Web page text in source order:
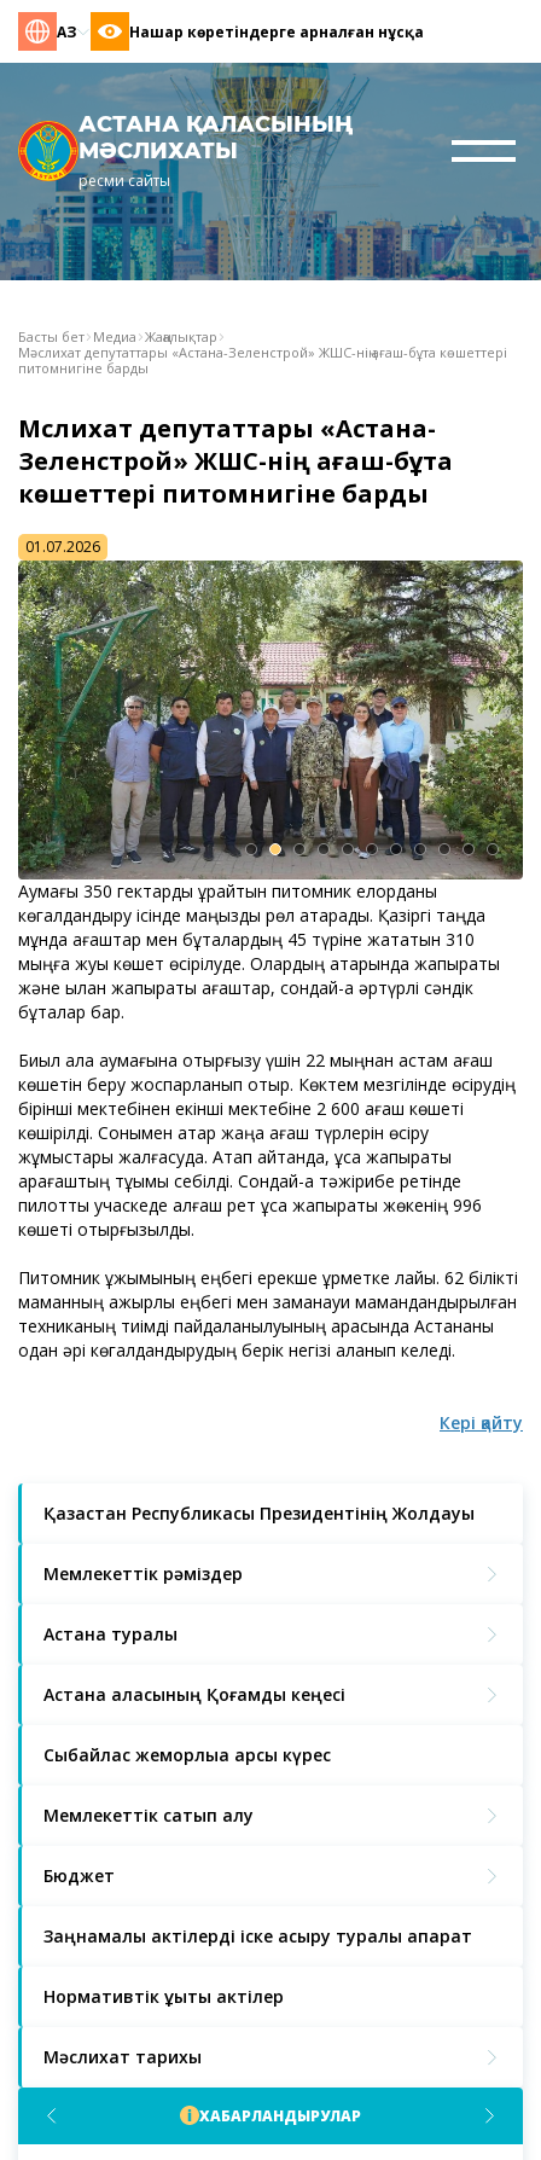
ҚАЗ Нашар көретіндерге арналған нұсқа
АСТАНА ҚАЛАСЫНЫҢ
МӘСЛИХАТЫ
ресми сайты
Қазақстан Республикасы Президентінің Жолдауы
Мемлекеттік рәміздер
Астана туралы
Астана қаласының Қоғамдық кеңесі
Сыбайлас жемқорлыққа қарсы күрес
Мемлекеттік сатып алу
Бюджет
Заңнамалық актілерді іске асыру туралы ақпарат
Нормативтік құқықтық актілер
Мәслихат тарихы
ХАБАРЛАНДЫРУЛАР
Басты бет Медиа Жаңалықтар
Мәслихат депутаттары «Астана-Зеленстрой» ЖШС-нің ағаш-бұта көшеттері
питомнигіне барды
Мәслихат депутаттары «Астана-
Зеленстрой» ЖШС-нің ағаш-бұта
көшеттері питомнигіне барды
01.07.2026
Аумағы 350 гектарды құрайтын питомник елорданы
көгалдандыру ісінде маңызды рөл атқарады. Қазіргі таңда
мұнда ағаштар мен бұталардың 45 түріне жататын 310
мыңға жуық көшет өсірілуде. Олардың қатарында жапырақты
және қылқан жапырақты ағаштар, сондай-ақ әртүрлі сәндік
бұталар бар.
Биыл қала аумағына отырғызу үшін 22 мыңнан астам ағаш
көшетін беру жоспарланып отыр. Көктем мезгілінде өсірудің
бірінші мектебінен екінші мектебіне 2 600 ағаш көшеті
көшірілді. Сонымен қатар жаңа ағаш түрлерін өсіру
жұмыстары жалғасуда. Атап айтқанда, ұсақ жапырақты
қарағаштың тұқымы себілді. Сондай-ақ тәжірибе ретінде
пилоттық учаскеде алғаш рет ұсақ жапырақты жөкенің 996
көшеті отырғызылды.
Питомник ұжымының еңбегі ерекше құрметке лайық. 62 білікті
маманның қажырлы еңбегі мен заманауи мамандандырылған
техниканың тиімді пайдаланылуының арқасында Астананы
одан әрі көгалдандырудың берік негізі қаланып келеді.
Кері қайту